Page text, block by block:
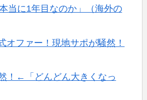
当に1年目なのか」（海外の
オファー！現地サポが騒然！
！←「どんどん大きくなっ